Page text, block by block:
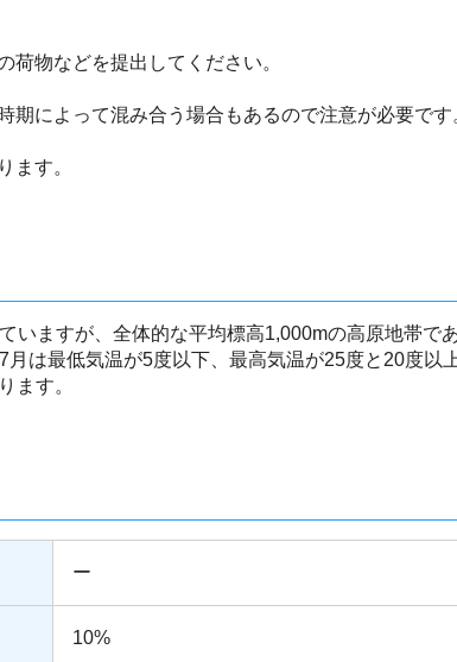
物などを提出してください。
によって混み合う場合もあるので注意が必要です
ます。
いますが、全体的な平均標高1,000mの高原地帯で
は最低気温が5度以下、最高気温が25度と20度以
ます。
ー
10%